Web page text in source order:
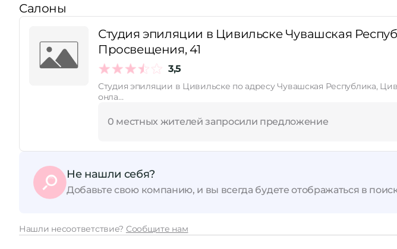
Категории:
Рейтинг:
Стоимость услуг:
Салоны
Студия эпиляции в Цивильске Чувашская
Просвещения, 41
3,5
Студия эпиляции в Цивильске по адресу Чувашская Республика,
онла…
0 местных жителей запросили предложение
Не нашли себя?
Добавьте свою компанию, и вы всегда будете отображаться в
Нашли несоответствие? Сообщите нам